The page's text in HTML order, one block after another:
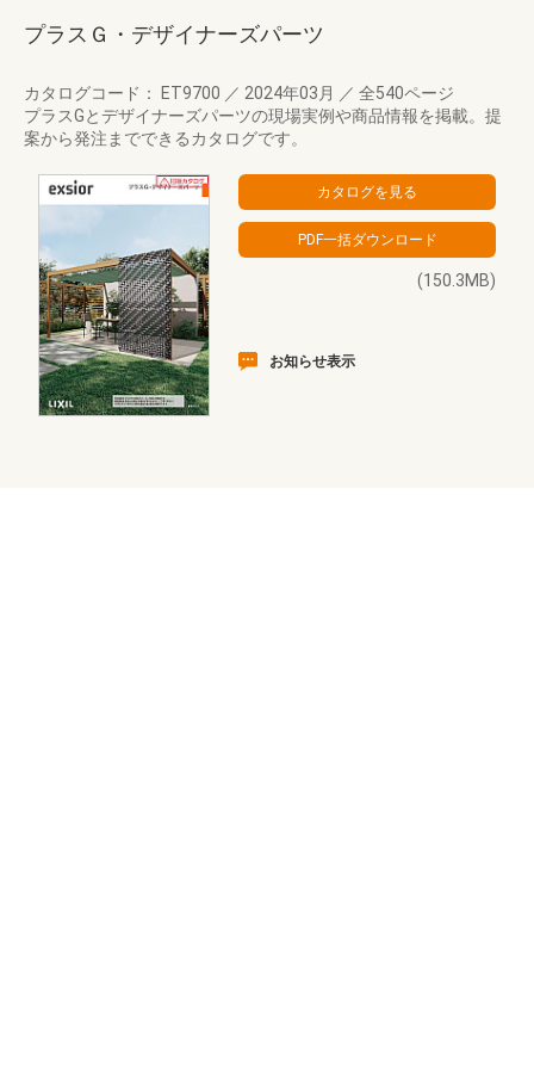
プラスＧ・デザイナーズパーツ
カタログコード： ET9700 ／ 2024年03月 ／ 全540ページ
プラスGとデザイナーズパーツの現場実例や商品情報を掲載。提
案から発注までできるカタログです。
(150.3MB)
お知らせ表示